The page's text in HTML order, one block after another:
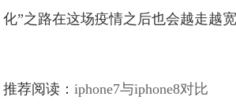
化”之路在这场疫情之后也会越走越宽
推荐阅读：iphone7与iphone8对比